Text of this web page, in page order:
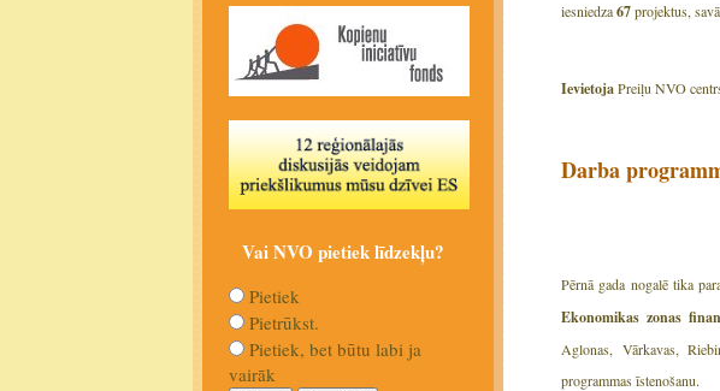
iesniedza67projektus,
IevietojaPreiļu NVO
Darba
Pērnā gada nogalē tika
Ekonomikas zonas
Aglonas, Vārkavas,
programmas īstenošanu.
Vai NVO pietiek līdzekļu?
Pietiek
Pietrūkst.
Pietiek, bet būtu labi ja
vairāk